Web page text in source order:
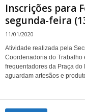
Inscrições para
segunda-feira
11/01/2020
Atividade realizada pela
Coordenadoria do Trabalho
frequentadores da Praça
aguardam artesãos e